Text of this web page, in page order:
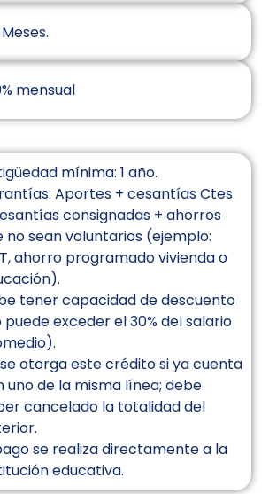
mensual
mínima: 1 año.
Aportes + cesantías Ctes
consignadas + ahorros
no sean voluntarios (ejemplo:
ahorro programado vivienda o
tener capacidad de descuento
puede exceder el 30% del salario
otorga este crédito si ya cuenta
uno de la misma línea; debe
cancelado la totalidad del
se realiza directamente a la
educativa.